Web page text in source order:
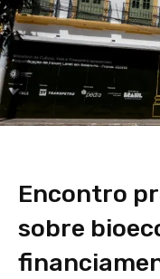
Encontro
sobre